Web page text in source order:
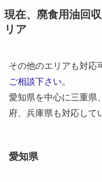
現在、廃食用油回
リア
その他のエリアも対応
ご相談下さい。
愛知県を中心に三重県
府、兵庫県も対応して
愛知県